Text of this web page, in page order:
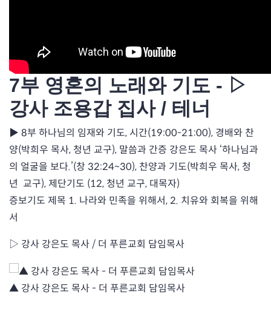
7부 영혼의 노래와 기도 - ▷
강사 조용갑 집사 / 테너
▶ 8부 하나님의 임재와 기도, 시간(19:00-21:00), 경배와 찬
양(박희우 목사, 청년 교구), 말씀과 간증 강은도 목사 ‘하나님과
의 얼굴을 보다.’(창 32:24~30), 찬양과 기도(박희우 목사, 청
년 교구), 제단기도 (12, 청년 교구, 대목자)
증보기도 제목 1. 나라와 민족을 위해서, 2. 치유와 회복을 위해
서
▷ 강사 강은도 목사 / 더 푸른교회 담임목사
▲ 강사 강은도 목사 - 더 푸른교회 담임목사